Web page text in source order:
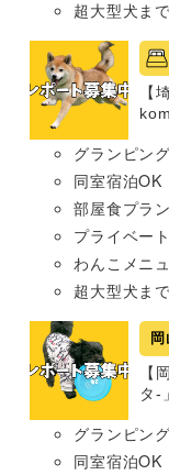
超大型犬まで
【
グランピング
同室宿泊OK
部屋食プラ
プライベー
わんこメニ
超大型犬まで
【
タ-」
グランピング
同室宿泊OK